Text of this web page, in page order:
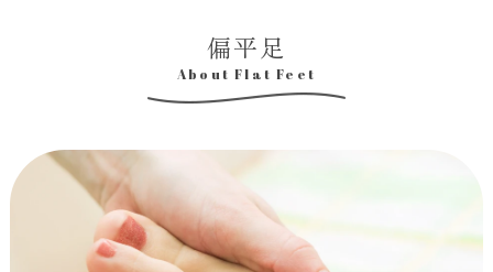
偏平足
About Flat Feet